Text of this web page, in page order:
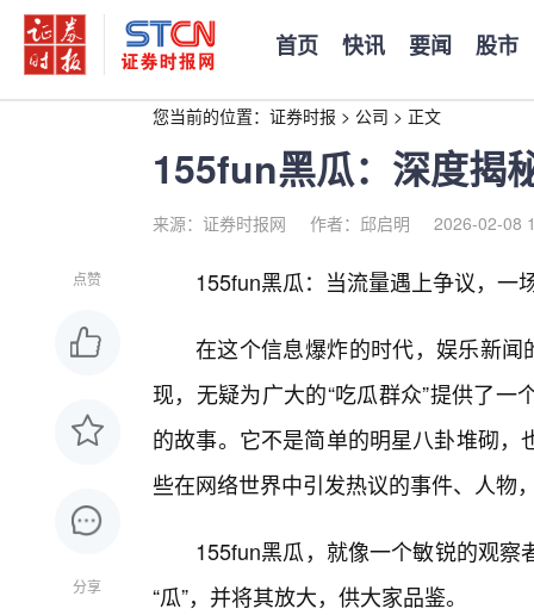
首页 快讯 要闻 股市
您当前的位置： 证券时报 > 公司 > 正文
155fun黑瓜：深度揭
来源：证券时报网 作者：邱启明 2026-02-08
点赞
分享
155fun黑瓜：当流量遇上争议，一
在这个信息爆炸的时代，娱乐新闻
现，无疑为广大的“吃瓜群众”提供了
的故事。它不是简单的明星八卦堆砌
些在网络世界中引发热议的事件、人物
155fun黑瓜，就像一个敏锐的观
“瓜”，并将其放大，供大家品鉴。